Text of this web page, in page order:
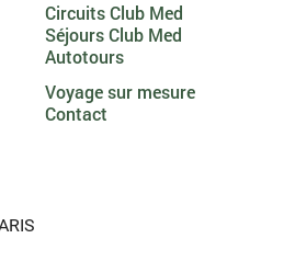
Circuits Club Med
Séjours Club Med
Autotours
Voyage sur mesure
Contact